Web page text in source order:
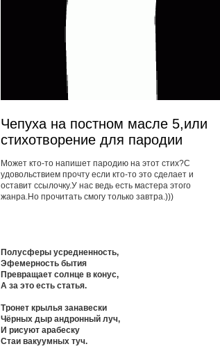
Чепуха на постном масле 5,или
стихотворение для пародии
Может кто-то напишет пародию на этот стих?С
удовольствием прочту если кто-то это сделает и
оставит ссылочку.У нас ведь есть мастера этого
жанра.Но прочитать смогу только завтра.)))
Полусферы усредненность,
Эфемерность бытия
Превращает солнце в конус,
А за это есть статья.
Тронет крылья занавески
Чёрных дыр андронный луч,
И рисуют арабеску
Стаи вакуумных туч.